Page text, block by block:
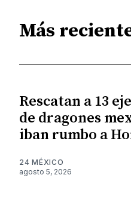
Más
Rescatan a 13
de dragones
iban rumbo a
24 MÉXICO
agosto 5, 2026